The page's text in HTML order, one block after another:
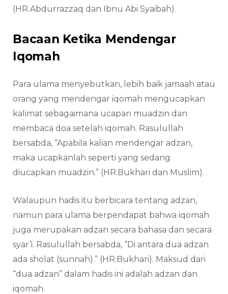
(HR.Abdurrazzaq dan Ibnu Abi Syaibah).
Bacaan Ketika Mendengar
Iqomah
Para ulama menyebutkan, lebih baik jamaah atau
orang yang mendengar iqomah mengucapkan
kalimat sebagaimana ucapan muadzin dan
membaca doa setelah iqomah. Rasulullah
bersabda, “Apabila kalian mendengar adzan,
maka ucapkanlah seperti yang sedang
diucapkan muadzin.” (HR.Bukhari dan Muslim).
Walaupun hadis itu berbicara tentang adzan,
namun para ulama berpendapat bahwa iqomah
juga merupakan adzan secara bahasa dan secara
syar’i. Rasulullah bersabda, “Di antara dua adzan
ada sholat (sunnah).” (HR.Bukhari). Maksud dari
“dua adzan” dalam hadis ini adalah adzan dan
iqomah.